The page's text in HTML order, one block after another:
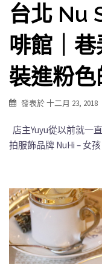
台北 Nu
啡館｜巷
裝進粉色
發表於十二月 23, 2018
店主Yuyu從以前就一
拍服飾品牌 NuHi – 女